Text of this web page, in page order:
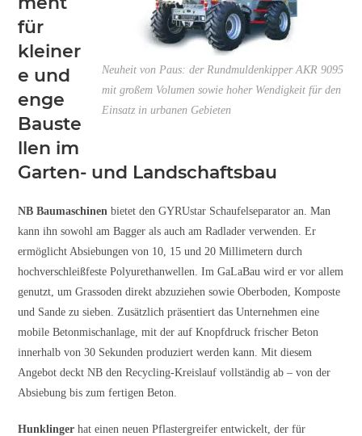
Neuheit von Paus: der Rundmuldenkipper AKR 9095
mit großem Volumen sowie hoher Wendigkeit für den
Einsatz in urbanen Gebieten
für
kleiner
e und
enge
Bauste
llen im
Garten- und Landschaftsbau
NB Baumaschinen bietet den GYRUstar Schaufelseparator an. Man
kann ihn sowohl am Bagger als auch am Radlader verwenden. Er
ermöglicht Absiebungen von 10, 15 und 20 Millimetern durch
hochverschleißfeste Polyurethanwellen. Im GaLaBau wird er vor allem
genutzt, um Grassoden direkt abzuziehen sowie Oberboden, Komposte
und Sande zu sieben. Zusätzlich präsentiert das Unternehmen eine
mobile Betonmischanlage, mit der auf Knopfdruck frischer Beton
innerhalb von 30 Sekunden produziert werden kann. Mit diesem
Angebot deckt NB den Recycling-Kreislauf vollständig ab – von der
Absiebung bis zum fertigen Beton.
Hunklinger hat einen neuen Pflastergreifer entwickelt, der für